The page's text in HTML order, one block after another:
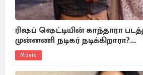
ரிஷப் ஷெட்டியின் காந்தாரா
முன்னணி நடிகர் நடிக்கிறாரா?...
Movie